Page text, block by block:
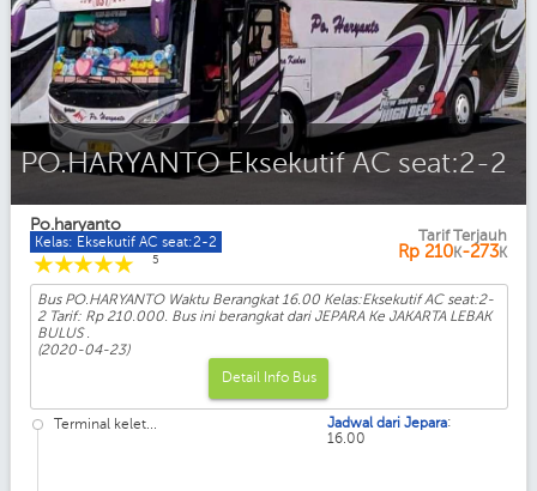
PO.HARYANTO Eksekutif AC seat:2-2
Po.haryanto
Kelas: Eksekutif AC seat:2-2
☆
☆
☆
☆
☆ 5
Tarif Terjauh
Rp 210K-273K
Bus PO.HARYANTO Waktu Berangkat 16.00 Kelas:Eksekutif AC seat:2-
2 Tarif: Rp 210.000. Bus ini berangkat dari JEPARA Ke JAKARTA LEBAK
BULUS .
(2020-04-23)
Detail Info Bus
Terminal kelet... Jadwal dari Jepara:
16.00